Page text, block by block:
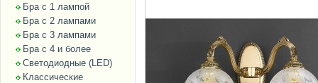
Бра с 1 лампой
Бра с 2 лампами
Бра с 3 лампами
Бра с 4 и более
Светодиодные (LED)
Классические